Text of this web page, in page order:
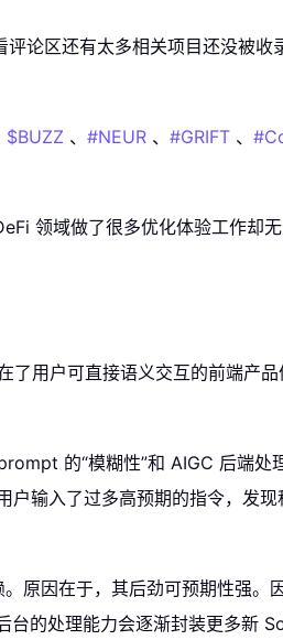
论区还有太多相关项目还没被收
$BUZZ 、 #NEUR 、 #GRIFT 、
领域做了很多优化体验工作却
了用户可直接语义交互的前端产
的“模糊性”和 AIGC 后端处
户输入了过多高预期的指令，发
原因在于，其后劲可预期性强。
的处理能力会逐渐封装更多新